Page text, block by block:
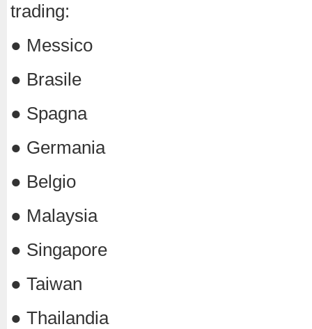
trading:
● Messico
● Brasile
● Spagna
● Germania
● Belgio
● Malaysia
● Singapore
● Taiwan
● Thailandia